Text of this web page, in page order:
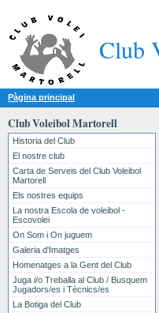
Club
Pàgina principal
Club Voleibol Martorell
Historia del Club
El nostre club
Carta de Serveis del Club Voleibol
Martorell
Els nostres equips
La nostra Escola de voleibol -
Escovolei
On Som i On juguem
Galeria d'Imatges
Homenatges a la Gent del Club
Juga i/o Treballa al Club / Busquem
Jugadors/es i Tècnics/es
La Botiga del Club